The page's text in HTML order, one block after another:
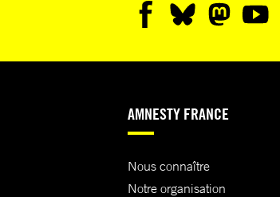
AMNESTY FRANCE
Nous connaître
Notre organisation